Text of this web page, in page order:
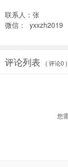
联系人：张
微信： yxxzh2019
评论列表 ( 评论0 )
您